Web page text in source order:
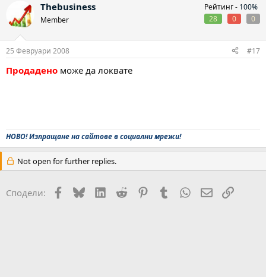
Thebusiness
Member
Рейтинг - 100%
28
0 0
25 Февруари 2008 #17
Продадено може да локвате
НОВО! Изпращане на сайтове в социални мрежи!
Not open for further replies.
Сподели: Facebook
BlueskyLinkedIn
Reddit PinterestTumblr WhatsApp
EmailLink